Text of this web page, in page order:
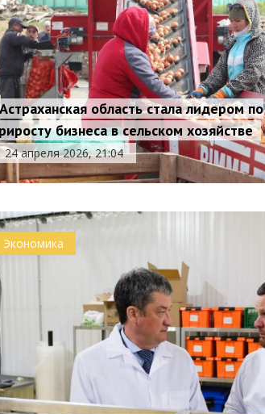
Астраханская область стала лидером по
бизнеса в сельском хозяйстве
24 апреля 2026, 21:04
Экономика